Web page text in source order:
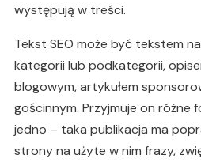
występują w treści.
Tekst SEO może być tekstem
kategorii lub podkategorii,
blogowym, artykułem
gościnnym. Przyjmuje on różne
jedno – taka publikacja ma
strony na użyte w nim frazy,